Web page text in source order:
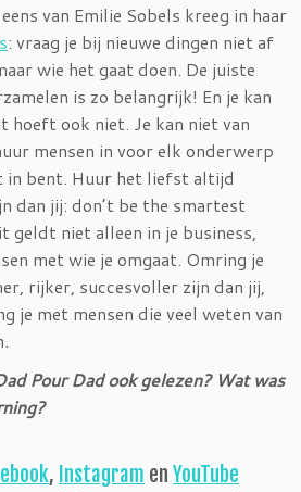
van Emilie Sobels kreeg in haar
: vraag je bij nieuwe dingen niet af
wie het gaat doen. De juiste
is zo belangrijk! En je kan
hoeft ook niet. Je kan niet van
mensen in voor elk onderwerp
in bent. Huur het liefst altijd
dan jij: don’t be the smartest
geldt niet alleen in je business,
met wie je omgaat. Omring je
rijker, succesvoller zijn dan jij,
je met mensen die veel weten van
Pour Dad ook gelezen? Wat was
, Instagram en YouTube